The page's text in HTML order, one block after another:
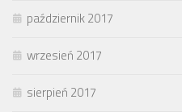
październik 2017
wrzesień 2017
sierpień 2017